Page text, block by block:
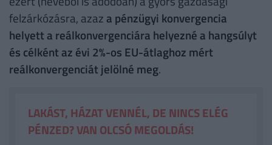
felzárkózásra, azaz a pénzügyi konvergencia
helyett a reálkonvergenciára helyezné a hangsúlyt
és célként az évi 2%-os EU-átlaghoz mért
reálkonvergenciát jelölné meg.
LAKÁST, HÁZAT VENNÉL, DE NINCS ELÉG
PÉNZED? VAN OLCSÓ MEGOLDÁS!